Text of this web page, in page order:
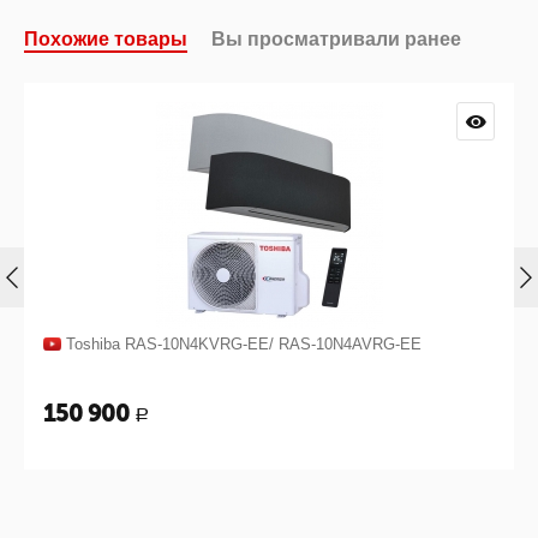
Похожие товары Вы просматривали ранее
Toshiba RAS-10N4KVRG-EE/ RAS-10N4AVRG-EE
150 900 Р